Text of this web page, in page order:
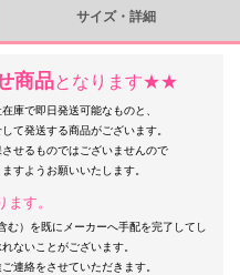
サイズ・詳細
商品となります★★
庫で即日発送可能なものと、
て発送する商品がございます。
せるものではございませんので
す。
む）を既にメーカーへ手配を完了してし
ないことがございます。
連絡をさせていただきます。